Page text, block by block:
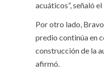
acuáticos”, señaló
Por otro lado,
predio continúa en
construcción de la
afirmó.